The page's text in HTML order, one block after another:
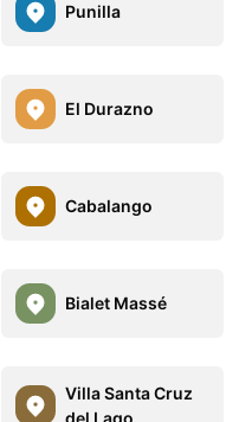
Punilla
El Durazno
Cabalango
Bialet Massé
Villa Santa Cruz
del Lago